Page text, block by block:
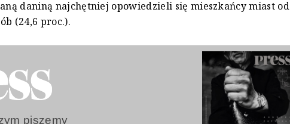
daniną najchętniej opowiedzieli się mieszkańcy miast od
(24,6 proc.).
piszemy